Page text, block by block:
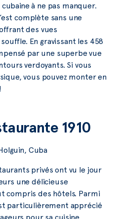
à ne pas manquer.
complète sans une
des vues
En gravissant les 458
par une superbe vue
verdoyants. Si vous
vous pouvez monter en
1910
privés ont vu le jour
une délicieuse
compris des hôtels. Parmi
particulièrement apprécié
pour sa cuisine